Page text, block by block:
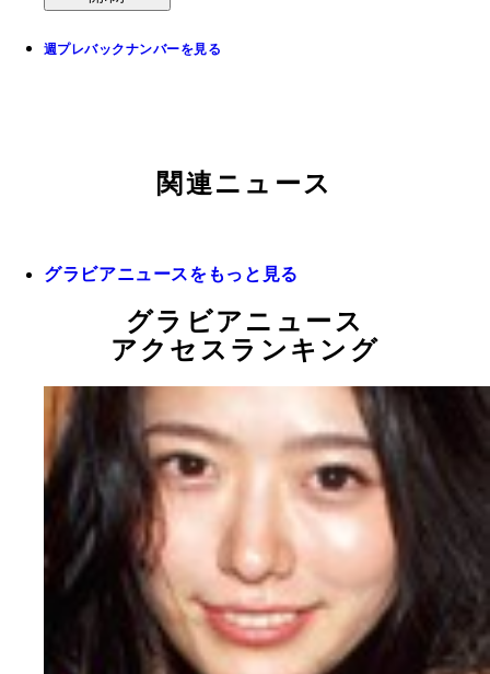
週プレバックナンバーを見る
関連ニュース
グラビアニュースをもっと見る
グラビアニュース
アクセスランキング